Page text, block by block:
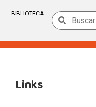
BIBLIOTECA
Links